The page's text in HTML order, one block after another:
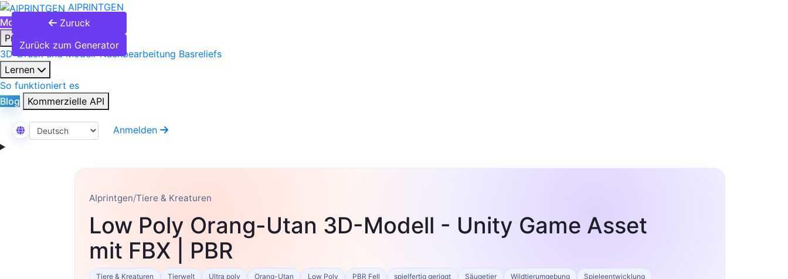
AIPRINTGEN
Modellkatalog
Pläne
Produkte
3D-Druck und Modell-Nachbearbeitung Basreliefs
Lernen
So funktioniert es
Blog
Kommerzielle API
Sprache auswählen
Anmelden
Zuruck
Zurück zum Generator
AIprintgen/Tiere & Kreaturen
Low Poly Orang-Utan 3D-Modell - Unity Game Asset
mit FBX | PBR
Tiere & Kreaturen Tierwelt Ultra poly Orang-Utan Low Poly PBR Fell spielfertig geriggt Säugetier Wildtierumgebung
Spieleentwicklung